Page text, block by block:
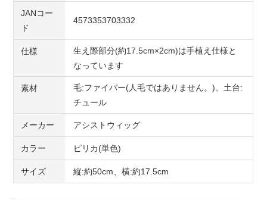
JANコー
ド
4573353703332
仕様
生え際部分(約17.5cm×2cm)は手植え仕様と
なっています
素材
毛:ファイバー(人毛ではありません。)、土台:
チュール
メーカー アシストウィッグ
カラー ピリカ(単色)
サイズ 縦:約50cm、横:約17.5cm